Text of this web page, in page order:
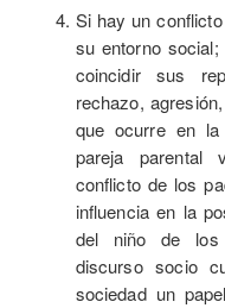
Si hay un
su entorno
coincidir sus
rechazo,
que ocurre en
pareja parental
conflicto de los
influencia en la
del niño de los
discurso socio
sociedad un